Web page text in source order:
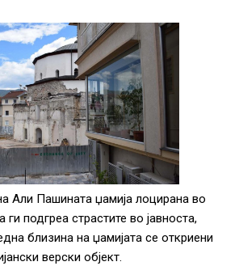
Али Пашината џамија лоцирана во
ги подгреа страстите во јавноста,
близина на џамијата се откриени
верски објект.